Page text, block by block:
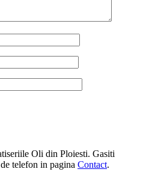
Oli din Ploiesti. Gasiti
telefon in pagina Contact.